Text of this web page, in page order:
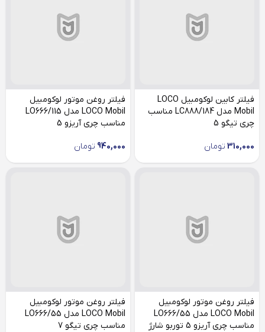
فیلتر کابین لوکومبیل LOCO
Mobil مدل LC888/184 مناسب
چری تیگو 5
310,000 تومان
فیلتر روغن موتور لوکومبیل
LOCO Mobil مدل LO666/115
مناسب چری آریزو 5
940,000 تومان
فیلتر روغن موتور لوکومبیل
LOCO Mobil مدل LO666/55
مناسب چری آریزو 5 توربو شارژ
فیلتر روغن موتور لوکومبیل
LOCO Mobil مدل LO666/55
مناسب چری تیگو 7